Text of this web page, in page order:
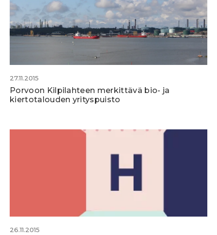
27.11.2015
Porvoon Kilpilahteen merkittävä bio- ja
kiertotalouden yrityspuisto
26.11.2015